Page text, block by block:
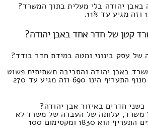
באבן יהודה בלי מעלית בתוך המשרד?
קטן של חדר אחד באבן יהודה?
של עסק בינוני ומטה במידת חדר בודד?
באבן יהודה והסביבה תשתיתית פשוט
לא במיזוג של השכרת מנוף התעריף הינו 690 וזה מגיע עד 270
חדרים באיזור אבן יהודה?
משרד, עלותה של העברה של משרד לא
יותר מ50 מטרים רבועים התעריף הוא 1830 ומקסימום 100